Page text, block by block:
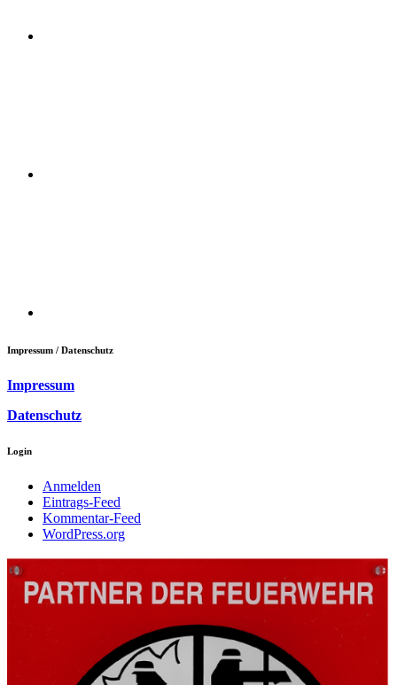
Impressum / Datenschutz
Impressum
Datenschutz
Login
Anmelden
Eintrags-Feed
Kommentar-Feed
WordPress.org